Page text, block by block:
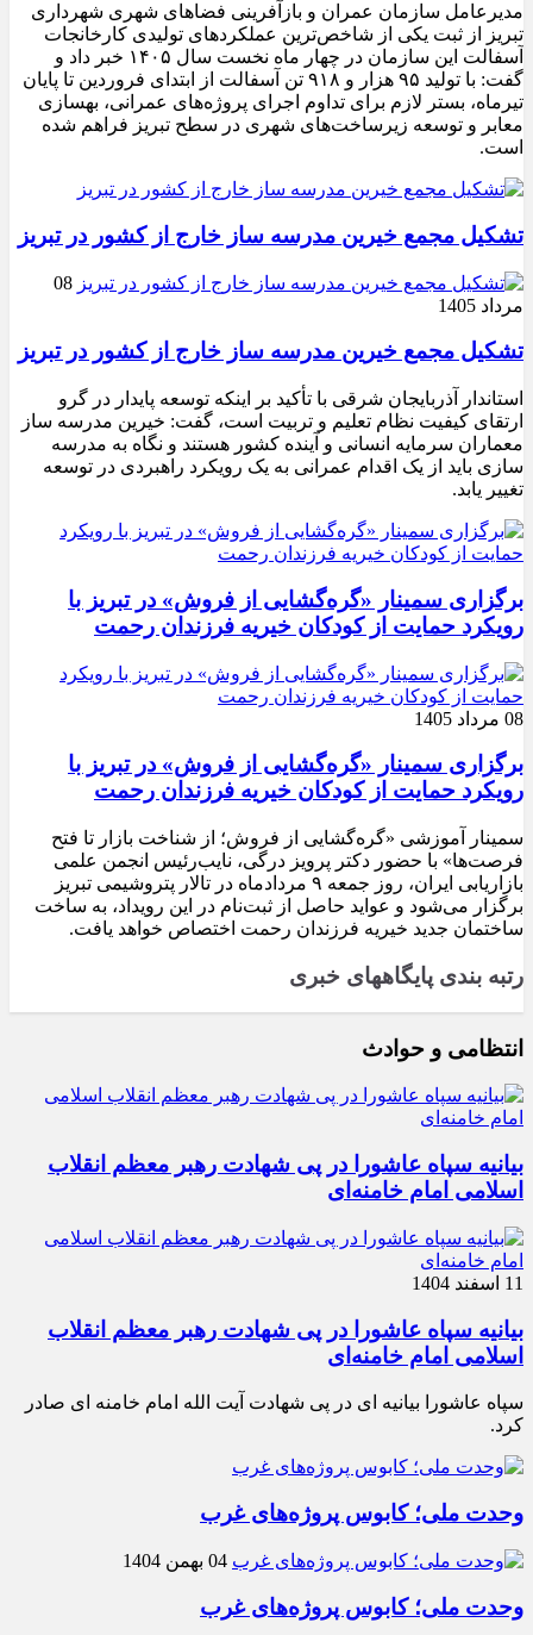
مدیرعامل سازمان عمران و بازآفرینی فضاهای شهری شهرداری
تبریز از ثبت یکی از شاخص‌ترین عملکردهای تولیدی کارخانجات
آسفالت این سازمان در چهار ماه نخست سال ۱۴۰۵ خبر داد و
گفت: با تولید ۹۵ هزار و ۹۱۸ تن آسفالت از ابتدای فروردین تا پایان
تیرماه، بستر لازم برای تداوم اجرای پروژه‌های عمرانی، بهسازی
معابر و توسعه زیرساخت‌های شهری در سطح تبریز فراهم شده
است.
تشکیل مجمع خیرین مدرسه ‌ساز خارج از کشور در تبریز
08
مرداد 1405
تشکیل مجمع خیرین مدرسه ‌ساز خارج از کشور در تبریز
استاندار آذربایجان شرقی با تأکید بر اینکه توسعه پایدار در گرو
ارتقای کیفیت نظام تعلیم و تربیت است، گفت: خیرین مدرسه ‌ساز
معماران سرمایه انسانی و آینده کشور هستند و نگاه به مدرسه‌
سازی باید از یک اقدام عمرانی به یک رویکرد راهبردی در توسعه
تغییر یابد.
برگزاری سمینار «گره‌گشایی از فروش» در تبریز با
رویکرد حمایت از کودکان خیریه فرزندان رحمت
08 مرداد 1405
برگزاری سمینار «گره‌گشایی از فروش» در تبریز با
رویکرد حمایت از کودکان خیریه فرزندان رحمت
سمینار آموزشی «گره‌گشایی از فروش؛ از شناخت بازار تا فتح
فرصت‌ها» با حضور دکتر پرویز درگی، نایب‌رئیس انجمن علمی
بازاریابی ایران، روز جمعه ۹ مردادماه در تالار پتروشیمی تبریز
برگزار می‌شود و عواید حاصل از ثبت‌نام در این رویداد، به ساخت
ساختمان جدید خیریه فرزندان رحمت اختصاص خواهد یافت.
رتبه بندی پایگاههای خبری
انتظامی و حوادث
بیانیه سپاه عاشورا در پی شهادت رهبر معظم انقلاب
اسلامی امام خامنه‌ای
11 اسفند 1404
بیانیه سپاه عاشورا در پی شهادت رهبر معظم انقلاب
اسلامی امام خامنه‌ای
سپاه عاشورا بیانیه ای در پی شهادت آیت الله امام خامنه ای صادر
کرد.
وحدت ملی؛ کابوس پروژه‌های غرب
04 بهمن 1404
وحدت ملی؛ کابوس پروژه‌های غرب